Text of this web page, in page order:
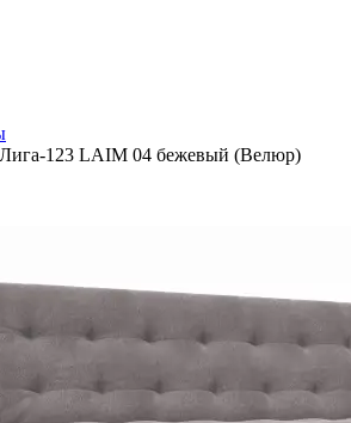
123 LAIM 04 бежевый (Велюр)